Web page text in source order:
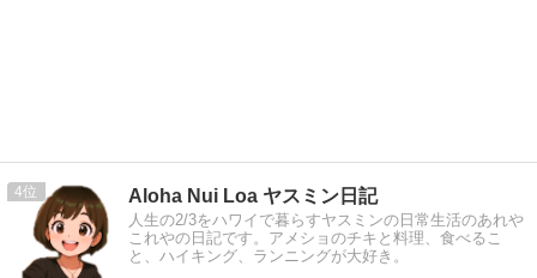
4 Aloha Nui Loa ヤスミン日記
人生の2/3をハワイで暮らすヤスミンの日常生活のあれや
これやの日記です。アメショのチキと料理、食べるこ
と、ハイキング、ランニングが大好き。